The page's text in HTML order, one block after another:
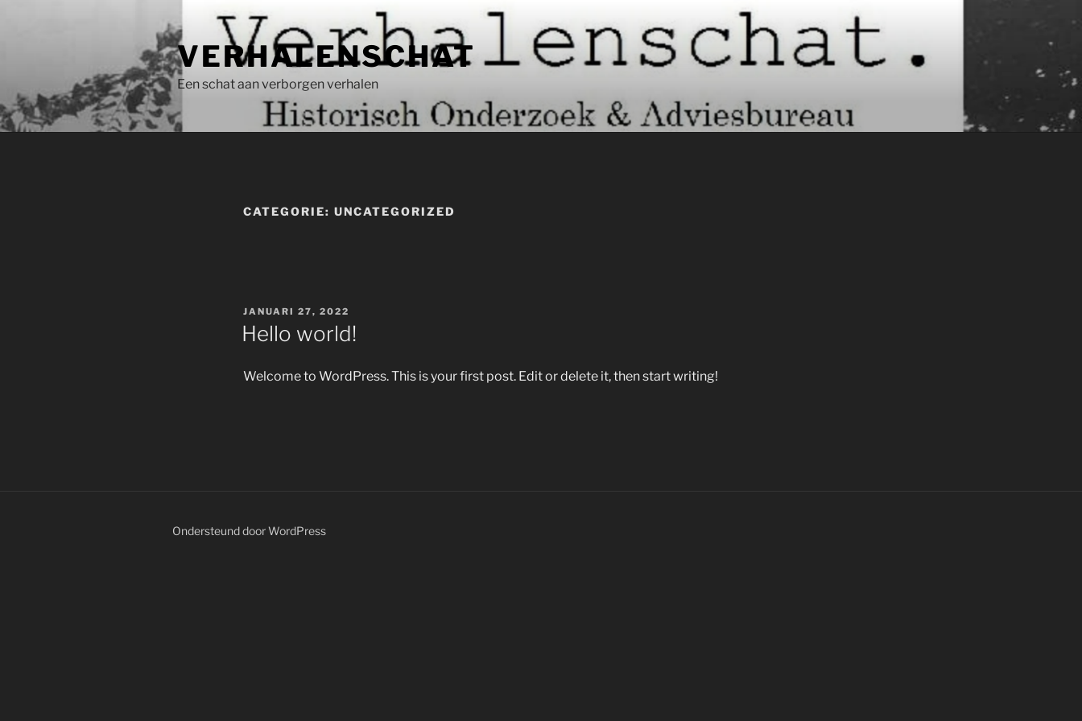
VERHALENSCHAT
Een schat aan verborgen verhalen
CATEGORIE: UNCATEGORIZED
GEPLAATST
OP
JANUARI 27, 2022
Hello world!
Welcome to WordPress. This is your first post. Edit or delete it, then start writing!
Ondersteund door WordPress